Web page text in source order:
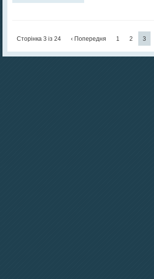
Сторінка 3 із 24 ‹ Попередня 1 2 3